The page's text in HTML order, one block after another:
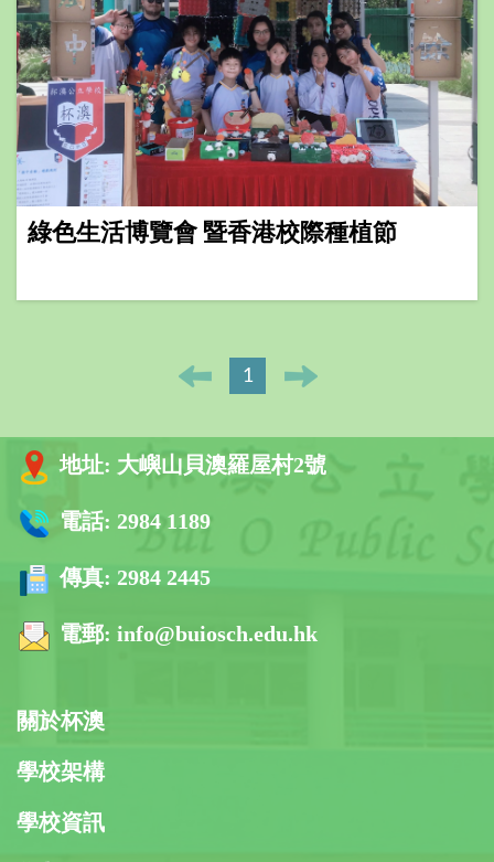
綠色生活博覽會 暨香港校際種植節
1
地址: 大嶼山貝澳羅屋村2號
電話: 2984 1189
傳真: 2984 2445
電郵: info@buiosch.edu.hk
關於杯澳
學校架構
學校資訊